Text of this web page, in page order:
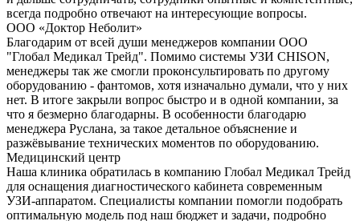
всегда подробно отвечают на интересующие вопросы.
ООО «Доктор Неболит»
Благодарим от всей души менеджеров компании ООО
"Глобал Медикал Трейд". Помимо системы УЗИ CHISON,
менеджеры так же смогли проконсультировать по другому
оборудованию - фантомов, хотя изначально думали, что у них
нет. В итоге закрыли вопрос быстро и в одной компании, за
что я безмерно благодарны. В особенности благодарю
менеджера Руслана, за такое детальное объяснение и
разжёвывание технических моментов по оборудованию.
Медицинский центр
Наша клиника обратилась в компанию Глобал Медикал Трейд
для оснащения диагностического кабинета современным
УЗИ-аппаратом. Специалисты компании помогли подобрать
оптимальную модель под наш бюджет и задачи, подробно